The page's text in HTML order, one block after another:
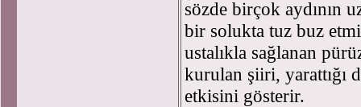
sözde birçok aydının
bir solukta tuz buz
ustalıkla sağlanan
kurulan şiiri, yarattığı
etkisini gösterir.